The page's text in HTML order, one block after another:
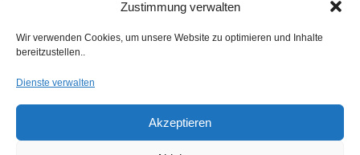
Zustimmung verwalten
Wir verwenden Cookies, um unsere Website zu optimieren und Inhalte
bereitzustellen..
Dienste verwalten
Akzeptieren
84104 Rudelzhausen
LINKS
Zahlungsarten